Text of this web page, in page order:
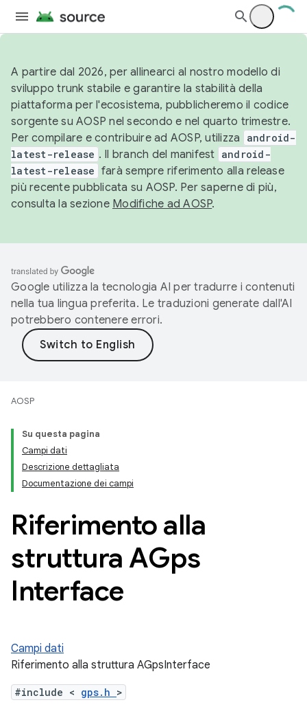
A partire dal 2026, per allinearci al nostro modello di
sviluppo trunk stabile e garantire la stabilità della
piattaforma per l'ecosistema, pubblicheremo il codice
sorgente su AOSP nel secondo e nel quarto trimestre.
Per compilare e contribuire ad AOSP, utilizza
android-
latest-release . Il branch del manifest android-
latest-release farà sempre riferimento alla release
più recente pubblicata su AOSP. Per saperne di più,
consulta la sezione Modifiche ad AOSP.
Google utilizza la tecnologia AI per tradurre i contenuti
nella tua lingua preferita. Le traduzioni generate dall'AI
potrebbero contenere errori.
AOSP
Su questa pagina
Campi dati
Descrizione dettagliata
Documentazione dei campi
Riferimento alla
struttura AGps
Interface
Campi dati
Riferimento alla struttura AGpsInterface
#include < gps.h >